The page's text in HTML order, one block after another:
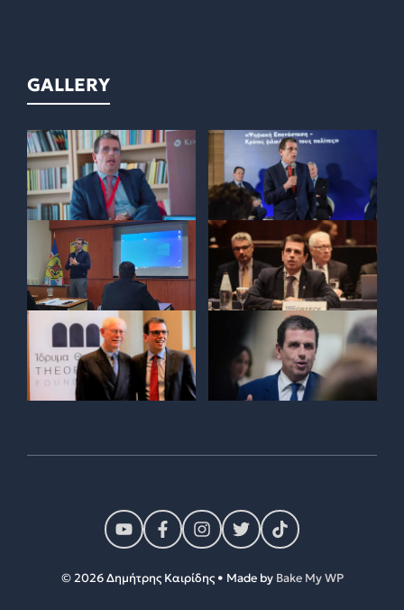
GALLERY
© 2026 Δημήτρης Καιρίδης • Made by Bake My WP